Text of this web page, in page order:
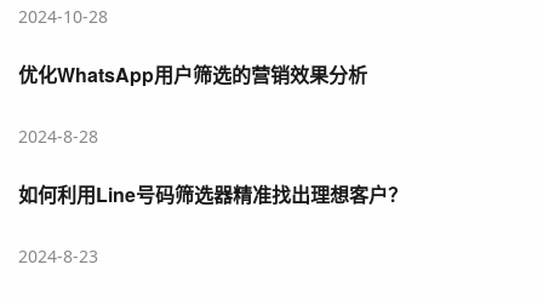
2024-10-28
优化WhatsApp用户筛选的营销效果分析
2024-8-28
如何利用Line号码筛选器精准找出理想客户？
2024-8-23